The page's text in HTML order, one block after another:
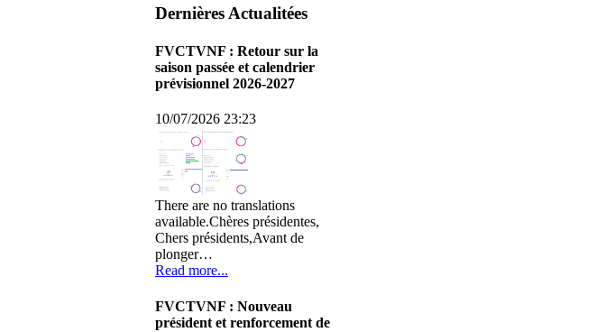
Dernières Actualitées
FVCTVNF : Retour sur la
saison passée et calendrier
prévisionnel 2026-2027
10/07/2026 23:23
There are no translations
available.Chères présidentes,
Chers présidents,Avant de
plonger…
Read more...
FVCTVNF : Nouveau
président et renforcement de